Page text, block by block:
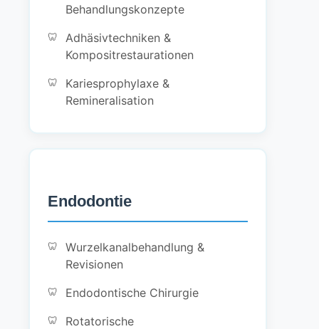
Behandlungskonzepte
Adhäsivtechniken &
Kompositrestaurationen
Kariesprophylaxe &
Remineralisation
Endodontie
Wurzelkanalbehandlung &
Revisionen
Endodontische Chirurgie
Rotatorische